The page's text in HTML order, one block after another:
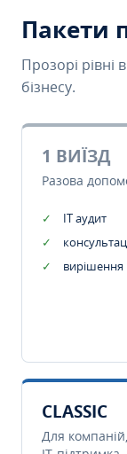
Пакети
Прозорі рівні
бізнесу.
1 ВИЇЗД
Разова
IT аудит
вирішення
CLASSIC
Для